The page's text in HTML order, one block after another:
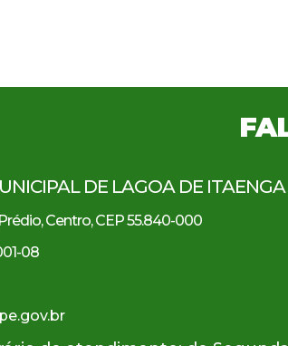
DE LAGOA DE ITAENGA
Centro, CEP 55.840-000
08